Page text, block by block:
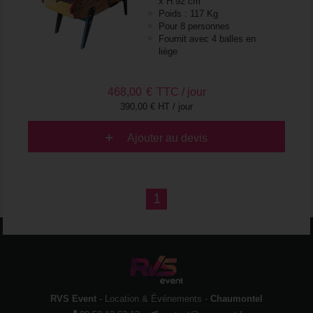
Poids : 117 Kg
Pour 8 personnes
Fournit avec 4 balles en
liège
468,00 € TTC / jour
390,00 € HT / jour
Ajouter au devis
1
RVS Event - Location & Événements - Chaumontel